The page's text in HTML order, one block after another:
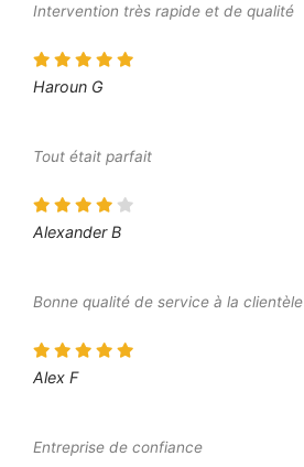
Intervention très rapide et de qualité
Haroun G
Tout était parfait
Alexander B
Bonne qualité de service à la clientèle
Alex F
Entreprise de confiance